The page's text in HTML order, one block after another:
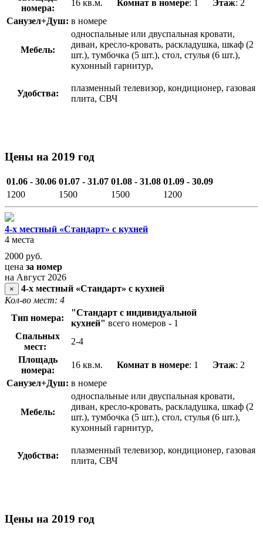
номера:
16 кв.м. Комнат в номере: 1 Этаж: 2
Санузел+Душ: в номере
Мебель:
односпальные или двуспальная кровати,
диван, кресло-кровать, раскладушка, шкаф (2
шт.), тумбочка (5 шт.), стол, стулья (6 шт.),
кухонный гарнитур,
Удобства:
плазменный телевизор, кондиционер, газовая
плита, СВЧ
Цены на 2019 год
01.06 - 30.06 01.07 - 31.07 01.08 - 31.08 01.09 - 30.09
1200
1500 1500 1200
4-х местный «Стандарт» с кухней
4 места
2000 руб.
цена за номер
на Август 2026
×
4-х местный «Стандарт» с кухней
Кол-во мест: 4
Тип номера:
"Стандарт с индивидуальной
кухней" всего номеров - 1
Спальных
мест:
2-4
Площадь
номера:
16 кв.м. Комнат в номере: 1 Этаж: 2
Санузел+Душ: в номере
Мебель:
односпальные или двуспальная кровати,
диван, кресло-кровать, раскладушка, шкаф (2
шт.), тумбочка (5 шт.), стол, стулья (6 шт.),
кухонный гарнитур,
Удобства:
плазменный телевизор, кондиционер, газовая
плита, СВЧ
Цены на 2019 год